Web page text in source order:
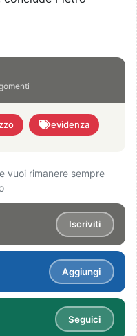
evidenza
vuoi rimanere sempre
Iscriviti
Aggiungi
Seguici